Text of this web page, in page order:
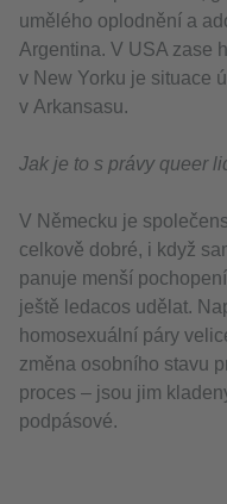
umělého oplodnění a
Argentina. V USA zase
v New Yorku je situace
v Arkansasu.
Jak je to s právy queer
V Německu je
celkově dobré, i když
panuje menší
ještě ledacos udělat.
homosexuální páry
změna osobního stavu
proces – jsou jim
podpásové.